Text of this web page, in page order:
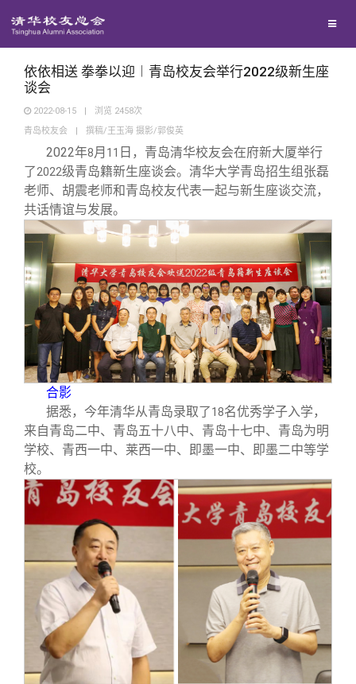
地区联络
年级联络
院系校友工作
兴趣群体
西南联大校友会
回馈母校
捐赠项目
捐赠新闻
捐赠方法
义工计划
媒体平台
《清华校友通讯》
我要订阅
新媒体平台
百年清华
清华故事
青春风采
校友文苑
校友讲坛
校友视界
校友服务
终身学习
信息化服务
三创大赛
实用信息
校友总会
总会简介
会长致辞
总会章程
理事会名单
制度法规
关闭
依依相送 拳拳以迎︱青岛校友会举行2022级新生座
谈会
2022-08-15 | 浏览 2458次
青岛校友会
| 撰稿/王玉海 摄影/郭俊英
2022年8月 11 日，青岛清华校友会在府新大厦举行
了2022级青岛籍新生座谈会。清华大学青岛招生组张磊
老师、胡震老师和青岛校友代表一起与新生座谈交流，
共话情谊与发展。
合影
据悉，今年清华从青岛录取了18名优秀学子入学，
来自青岛二中、青岛五十八中、青岛十七中、青岛为明
学校、青西一中、莱西一中、即墨一中、即墨二中等学
校。